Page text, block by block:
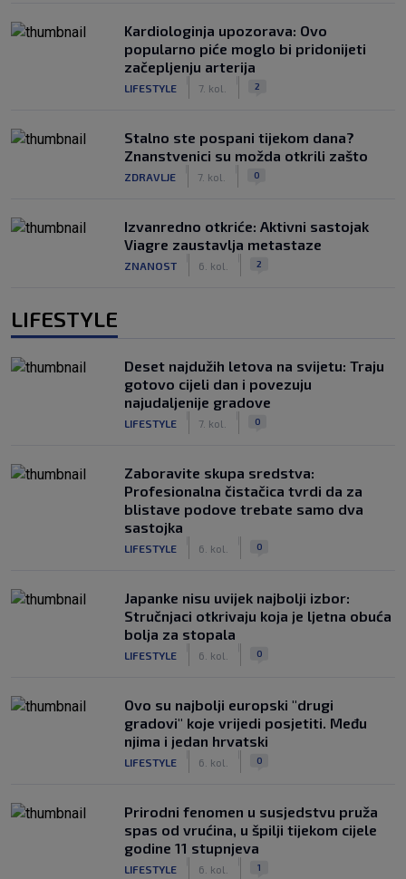
Kardiologinja upozorava: Ovo
popularno piće moglo bi pridonijeti
začepljenju arterija
LIFESTYLE 7. kol. 2
Stalno ste pospani tijekom dana?
Znanstvenici su možda otkrili zašto
ZDRAVLJE 7. kol. 0
Izvanredno otkriće: Aktivni sastojak
Viagre zaustavlja metastaze
ZNANOST 6. kol. 2
LIFESTYLE
Deset najdužih letova na svijetu: Traju
gotovo cijeli dan i povezuju
najudaljenije gradove
LIFESTYLE 7. kol. 0
Zaboravite skupa sredstva:
Profesionalna čistačica tvrdi da za
blistave podove trebate samo dva
sastojka
LIFESTYLE 6. kol. 0
Japanke nisu uvijek najbolji izbor:
Stručnjaci otkrivaju koja je ljetna obuća
bolja za stopala
LIFESTYLE 6. kol. 0
Ovo su najbolji europski "drugi
gradovi" koje vrijedi posjetiti. Među
njima i jedan hrvatski
LIFESTYLE 6. kol. 0
Prirodni fenomen u susjedstvu pruža
spas od vrućina, u špilji tijekom cijele
godine 11 stupnjeva
LIFESTYLE 6. kol. 1